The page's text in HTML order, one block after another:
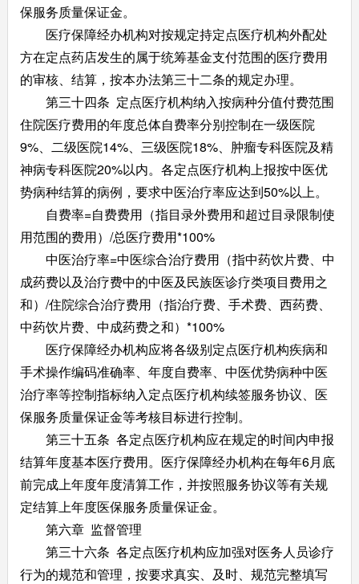
保服务质量保证金。
医疗保障经办机构对按规定持定点医疗机构外配处
方在定点药店发生的属于统筹基金支付范围的医疗费用
的审核、结算，按本办法第三十二条的规定办理。
第三十四条 定点医疗机构纳入按病种分值付费范围
住院医疗费用的年度总体自费率分别控制在一级医院
9%、二级医院14%、三级医院18%、肿瘤专科医院及精
神病专科医院20%以内。各定点医疗机构上报按中医优
势病种结算的病例，要求中医治疗率应达到50%以上。
自费率=自费费用（指目录外费用和超过目录限制使
用范围的费用）/总医疗费用*100%
中医治疗率=中医综合治疗费用（指中药饮片费、中
成药费以及治疗费中的中医及民族医诊疗类项目费用之
和）/住院综合治疗费用（指治疗费、手术费、西药费、
中药饮片费、中成药费之和）*100%
医疗保障经办机构应将各级别定点医疗机构疾病和
手术操作编码准确率、年度自费率、中医优势病种中医
治疗率等控制指标纳入定点医疗机构续签服务协议、医
保服务质量保证金等考核目标进行控制。
第三十五条 各定点医疗机构应在规定的时间内申报
结算年度基本医疗费用。医疗保障经办机构在每年6月底
前完成上年度年度清算工作，并按照服务协议等有关规
定结算上年度医保服务质量保证金。
第六章 监督管理
第三十六条 各定点医疗机构应加强对医务人员诊疗
行为的规范和管理，按要求真实、及时、规范完整填写